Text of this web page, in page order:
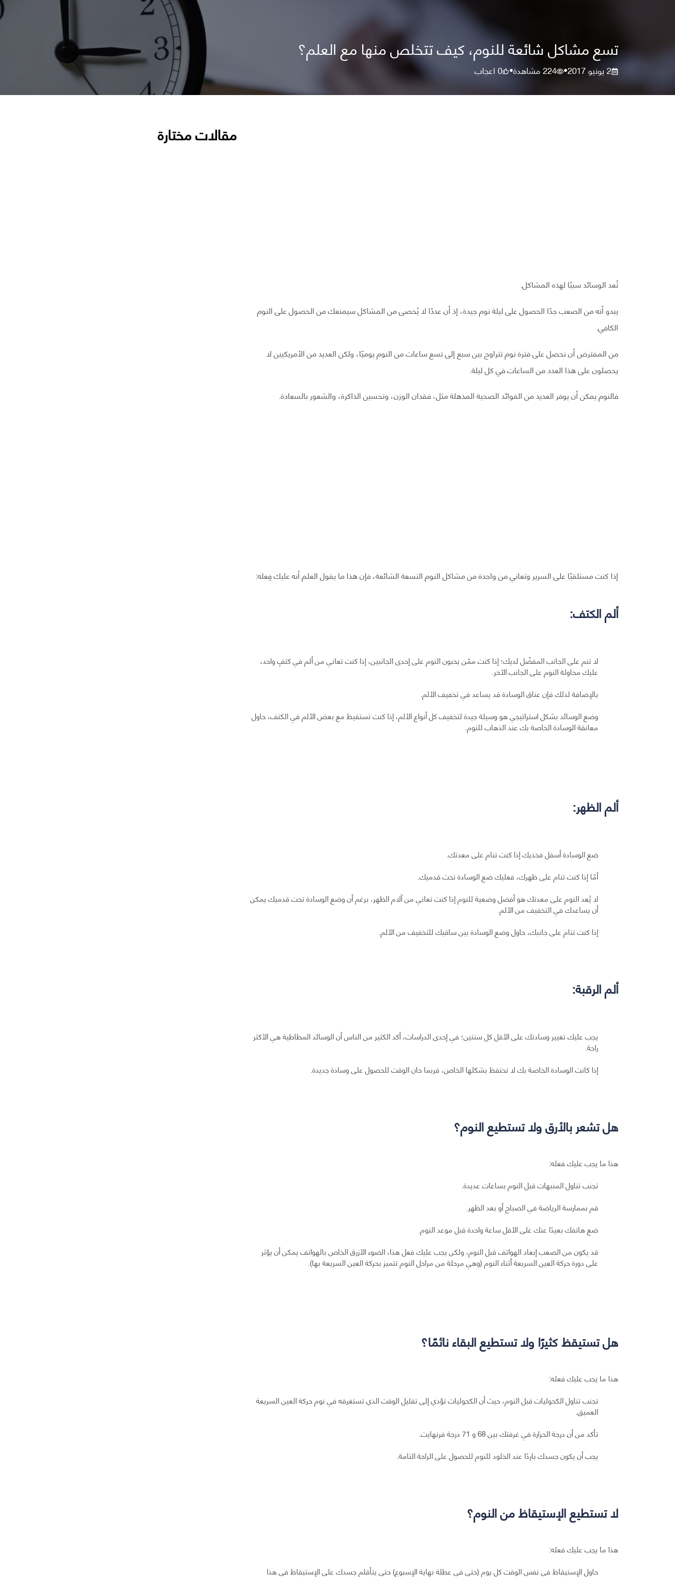
تسع مشاكل شائعة للنوم، كيف تتخلص منها مع العلم؟
2 يونيو 2017 •
224مشاهدة•
0اعجاب
تُعد الوسائد سببًا لهذه المشاكل.
يبدو أنه من الصعب جدًا الحصول على ليلة نوم جيدة، إذ أن عددًا لا يُحصى من المشاكل سيمنعك من الحصول على النوم
الكافي.
من المفترض أن نحصل على فترة نوم تتراوح بين سبع إلى تسع ساعات من النوم يوميًا، ولكن العديد من الأمريكيين لا
يحصلون على هذا العدد من الساعات في كل ليلة.
فالنوم يمكن أن يوفر العديد من الفوائد الصحية المذهلة مثل، فقدان الوزن، وتحسين الذاكرة، والشعور بالسعادة.
إذا كنت مستلقيًا على السرير وتعاني من واحدة من مشاكل النوم التسعة الشائعة، فإن هذا ما يقول العلم أنه عليك فِعله:
ألم الكتف:
لا تنم على الجانب المفضّل لديك؛ إذا كنت ممّن يحبون النوم على إحدى الجانبين، إذا كنت تعاني من ألم في كتفٍ واحد،
عليك محاولة النوم على الجانب الآخر.
بالإضافة لذلك فإن عناق الوسادة قد يساعد في تخفيف الألم.
وضع الوسائد بشكل استراتيجي هو وسيلة جيدة لتخفيف كل أنواع الألم، إذا كنت تستقيظ مع بعض الألم في الكتف، حاول
معانقة الوسادة الخاصة بك عند الذهاب للنوم.
ألم الظهر:
ضع الوسادة أسفل فخذيك إذا كنت تنام على معدتك.
أمّا إذا كنت تنام على ظهرك، فعليك ضع الوسادة تحت قدميك.
لا يُعد النوم على معدتك هو أفضل وضعية للنوم إذا كنت تعاني من آلام الظهر، برغم أن وضع الوسادة تحت قدميك يمكن
أن يساعدك في التخفيف من الألم.
إذا كنت تنام على جانبك، حاول وضع الوسادة بين ساقيك للتخفيف من الألم.
ألم الرقبة:
يجب عليك تغيير وسادتك على الأقل كل سنتين؛ في إحدى الدراسات، أكد الكثير من الناس أن الوسائد المطاطية هي الأكثر
راحة.
إذا كانت الوسادة الخاصة بك لا تحتفظ بشكلها الخاص، فربما حان الوقت للحصول على وسادة جديدة.
هل تشعر بالأرق ولا تستطيع النوم؟
هذا ما يجب عليك فعله:
تجنب تناول المنبهات قبل النوم بساعات عديدة.
قم بممارسة الرياضة في الصباح أو بعد الظهر.
ضع هاتفك بعيدًا عنك على الأقل ساعة واحدة قبل موعد النوم.
قد يكون من الصعب إبعاد الهواتف قبل النوم، ولكن يجب عليك فعل هذا، الضوء الأزرق الخاص بالهواتف يمكن أن يؤثر
على دورة حركة العين السريعة أثناء النوم (وهي مرحلة من مراحل النوم تتميز بحركة العين السريعة بها).
هل تستيقظ كثيرًا ولا تستطيع البقاء نائمًا؟
هذا ما يجب عليك فعله:
تجنب تناول الكحوليات قبل النوم، حيث أن الكحوليات تؤدي إلى تقليل الوقت الذي تستغرقه في نوم حركة العين السريعة
العميق.
تأكد من أن درجة الحرارة في غرفتك بين 68 و 71 درجة فرنهايت.
يجب أن يكون جسدك باردًا عند الخلود للنوم للحصول على الراحة التامة.
لا تستطيع الإستيقاظ من النوم؟
هذا ما يجب عليك فعله:
حاول الإستيقاظ في نفس الوقت كل يوم (حتى في عطلة نهاية الإسبوع) حتى يتأقلم جسدك على الإستيقاظ في هذا
مقالات مختارة